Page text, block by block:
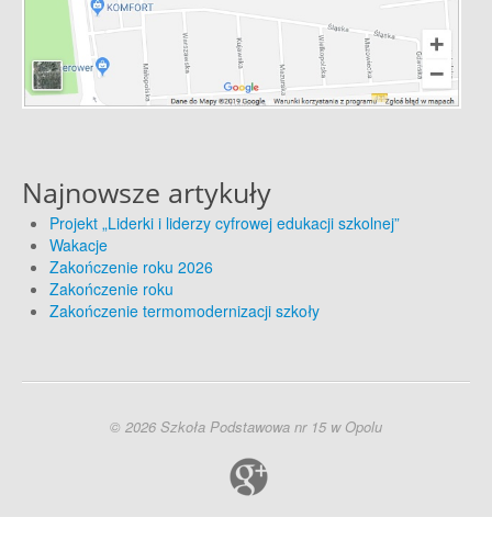
Najnowsze artykuły
Projekt „Liderki i liderzy cyfrowej edukacji szkolnej”
Wakacje
Zakończenie roku 2026
Zakończenie roku
Zakończenie termomodernizacji szkoły
© 2026 Szkoła Podstawowa nr 15 w Opolu